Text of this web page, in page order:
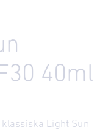
40ml
Light Sun